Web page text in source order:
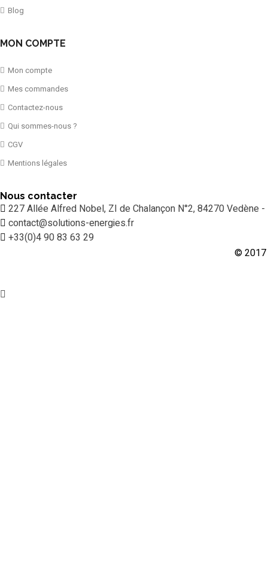
Blog
MON COMPTE
Mon compte
Mes commandes
Contactez-nous
Qui sommes-nous ?
CGV
Mentions légales
Nous contacter
227 Allée Alfred Nobel, ZI de Chalançon N°2, 84270 Vedène -
contact@solutions-energies.fr
+33(0)4 90 83 63 29
© 2017